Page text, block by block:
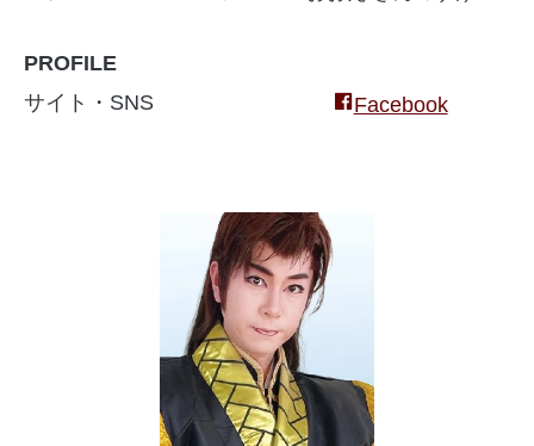
PROFILE
サイト・SNS
Facebook